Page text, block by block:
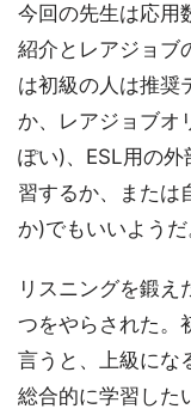
今回の先生は応用
紹介とレアジョブ
は初級の人は推奨
か、レアジョブオ
ぽい)、ESL用の
習するか、または
か)でもいいようだ
リスニングを鍛え
つをやらされた。
言うと、上級にな
総合的に学習した